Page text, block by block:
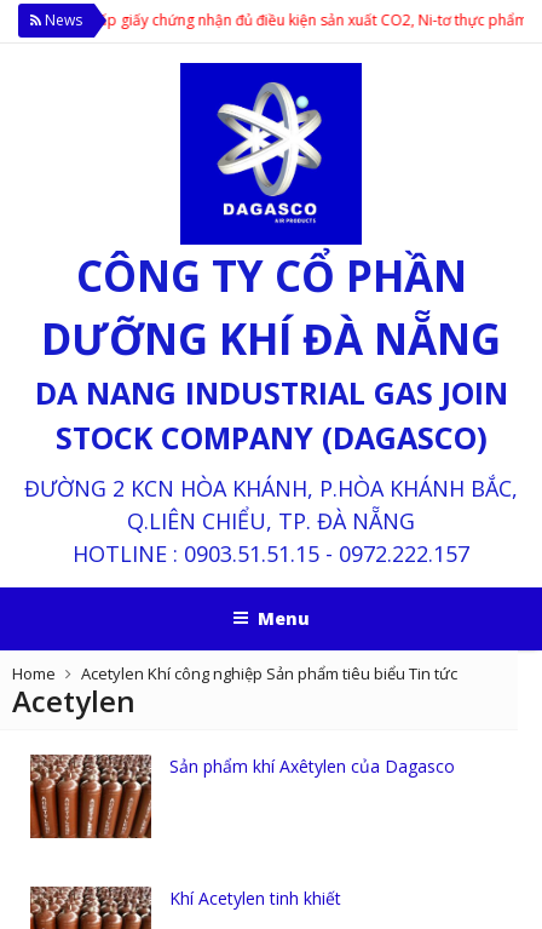
News
phẩm cấp giấy chứng nhận đủ điều kiện sản xuất CO2, Ni-tơ thực phẩm;
CÔNG TY CỔ PHẦN
DƯỠNG KHÍ ĐÀ NẴNG
DA NANG INDUSTRIAL GAS JOIN
STOCK COMPANY (DAGASCO)
ĐƯỜNG 2 KCN HÒA KHÁNH, P.HÒA KHÁNH BẮC,
Q.LIÊN CHIỂU, TP. ĐÀ NẴNG
HOTLINE : 0903.51.51.15 - 0972.222.157
Menu
Home Acetylen Khí công nghiệp Sản phẩm tiêu biểu Tin tức
Acetylen
Sản phẩm khí Axêtylen của Dagasco
Khí Acetylen tinh khiết